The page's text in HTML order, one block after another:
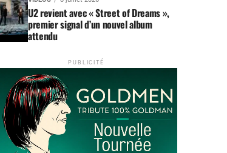
U2 revient avec « Street of Dreams »,
premier signal d’un nouvel album
attendu
PUBLICITÉ